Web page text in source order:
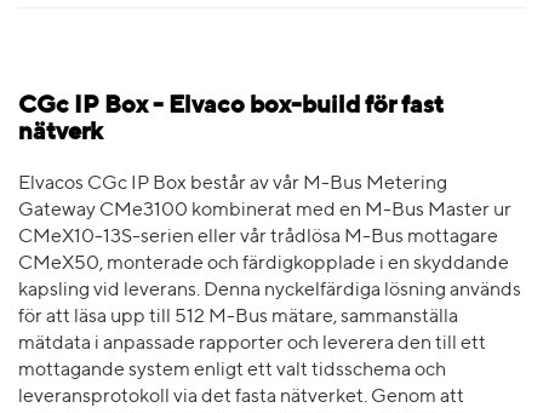
CGc IP Box - Elvaco box-build för fast
nätverk
Elvacos CGc IP Box består av vår M-Bus Metering
Gateway CMe3100 kombinerat med en M-Bus Master ur
CMeX10-13S-serien eller vår trådlösa M-Bus mottagare
CMeX50, monterade och färdigkopplade i en skyddande
kapsling vid leverans. Denna nyckelfärdiga lösning används
för att läsa upp till 512 M-Bus mätare, sammanställa
mätdata i anpassade rapporter och leverera den till ett
mottagande system enligt ett valt tidsschema och
leveransprotokoll via det fasta nätverket. Genom att